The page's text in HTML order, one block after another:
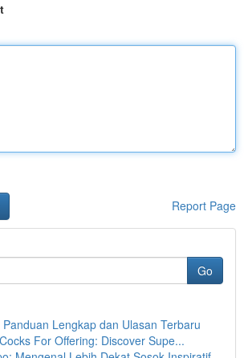
Report Page
Go
Lengkap dan Ulasan Terbaru
For Offering: Discover Supe...